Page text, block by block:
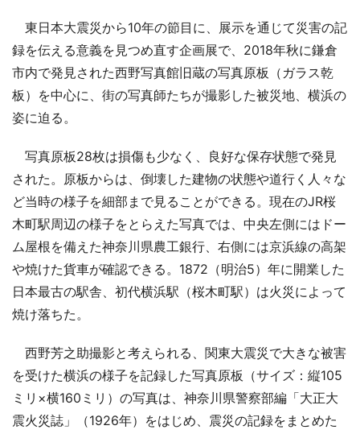
東日本大震災から10年の節目に、展示を通じて災害の記
録を伝える意義を見つめ直す企画展で、2018年秋に鎌倉
市内で発見された西野写真館旧蔵の写真原板（ガラス乾
板）を中心に、街の写真師たちが撮影した被災地、横浜の
姿に迫る。
写真原板28枚は損傷も少なく、良好な保存状態で発見
された。原板からは、倒壊した建物の状態や道行く人々な
ど当時の様子を細部まで見ることができる。現在のJR桜
木町駅周辺の様子をとらえた写真では、中央左側にはドー
ム屋根を備えた神奈川県農工銀行、右側には京浜線の高架
や焼けた貨車が確認できる。1872（明治5）年に開業した
日本最古の駅舎、初代横浜駅（桜木町駅）は火災によって
焼け落ちた。
西野芳之助撮影と考えられる、関東大震災で大きな被害
を受けた横浜の様子を記録した写真原板（サイズ：縦105
ミリ×横160ミリ）の写真は、神奈川県警察部編「大正大
震火災誌」（1926年）をはじめ、震災の記録をまとめた